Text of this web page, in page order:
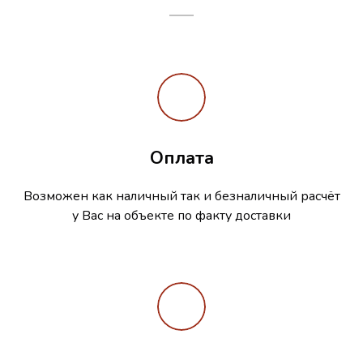
Оплата
Возможен как наличный так и безналичный расчёт
у Вас на объекте по факту доставки